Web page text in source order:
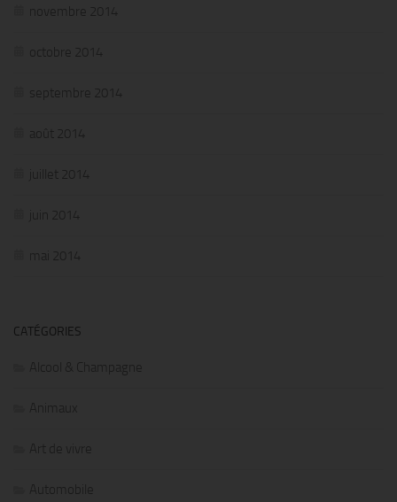
novembre 2014
octobre 2014
septembre 2014
août 2014
juillet 2014
juin 2014
mai 2014
CATÉGORIES
Alcool & Champagne
Animaux
Art de vivre
Automobile